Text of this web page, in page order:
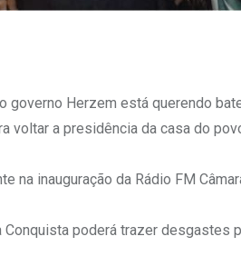
governo Herzem está querendo
a presidência da casa do
na inauguração da Rádio FM
poderá trazer desgastes